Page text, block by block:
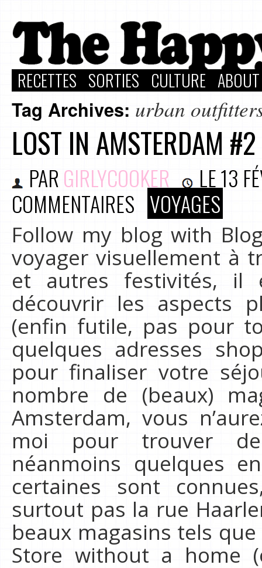
RECETTES SORTIES CULTURE
Tag Archives: urban
LOST IN AMSTERDAM
PAR GIRLYCOOKER LE13
COMMENTAIRES VOYAGES
Follow my blog with
voyager visuellement à
et autres festivités, il
découvrir les aspects
(enfin futile, pas pour
quelques adresses
pour finaliser votre
nombre de (beaux)
Amsterdam, vous
moi pour trouver
néanmoins quelques
certaines sont
surtout pas la rue
beaux magasins tels
Store without a home